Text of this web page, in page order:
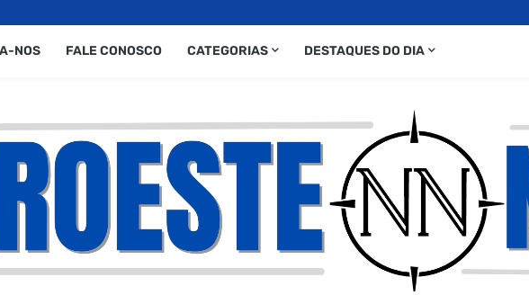
NOS FALE CONOSCO CATEGORIAS DESTAQUES DO DIA